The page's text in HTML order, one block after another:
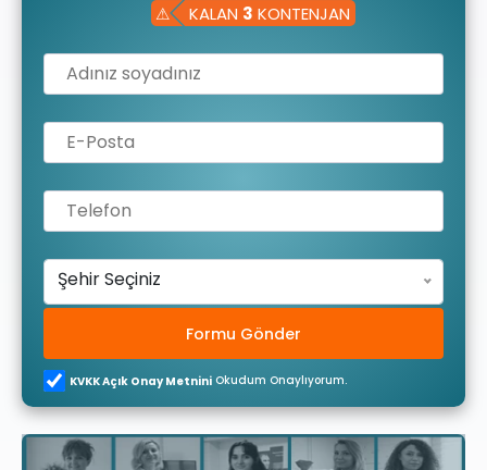
⚠ KALAN 3 KONTENJAN
Şehir Seçiniz
Formu Gönder
KVKK Açık Onay Metnini Okudum Onaylıyorum.